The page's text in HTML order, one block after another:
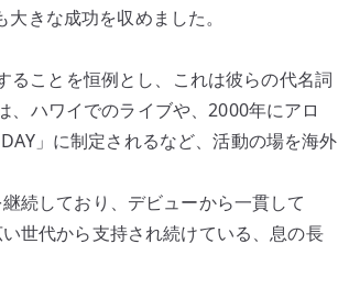
きな成功を収めました。
ることを恒例とし、これは彼らの代名詞
ハワイでのライブや、2000年にアロ
」に制定されるなど、活動の場を海外
続しており、デビューから一貫して
世代から支持され続けている、息の長